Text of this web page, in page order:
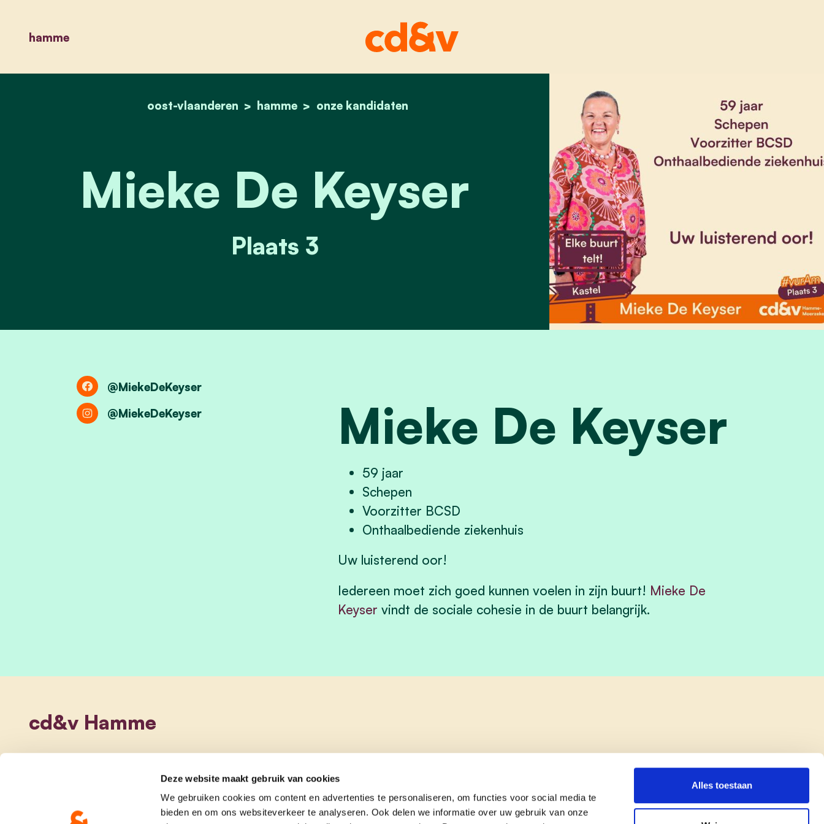
Deze website maakt gebruik van cookies
We gebruiken cookies om content en advertenties te personaliseren, om functies voor social media te
bieden en om ons websiteverkeer te analyseren. Ook delen we informatie over uw gebruik van onze
Alles toestaan
hamme
home
oost-vlaanderen hamme onze kandidaten
mieke de keyser
Mieke De Keyser
Plaats 3
Mieke De Keyser
59 jaar
Schepen
Voorzitter BCSD
Onthaalbediende ziekenhuis
Uw luisterend oor!
Iedereen moet zich goed kunnen voelen in zijn buurt! Mieke De
Keyser vindt de sociale cohesie in de buurt belangrijk.
@MiekeDeKeyser
@MiekeDeKeyser
cd&v Hamme